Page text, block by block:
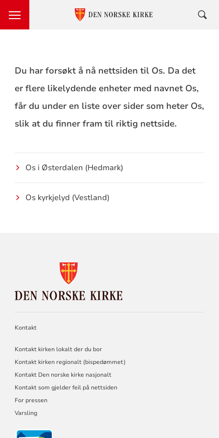
Du har forsøkt å nå nettsiden til Os. Da det
er flere likelydende enheter med navnet Os,
får du under en liste over sider som heter Os,
slik at du finner fram til riktig nettside.
Os i Østerdalen (Hedmark)
Os kyrkjelyd (Vestland)
NORSKE
KIRKE
Kontakt
Kontakt kirken lokalt der du bor
Kontakt kirken regionalt (bispedømmet)
Kontakt Den norske kirke nasjonalt
Kontakt som gjelder feil på nettsiden
For pressen
Varsling